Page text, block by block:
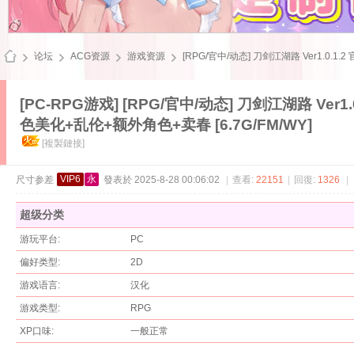
论坛 ACG资源 游戏资源 [RPG/官中/动态] 刀剑江湖路 Ver1.0.1.2
[PC-RPG游戏] [RPG/官中/动态] 刀剑江湖路
色美化+乱伦+额外角色+卖春 [6.7G/FM/WY]
[複製鏈接]
尺寸参差 VIP6 永 發表於 2025-8-28 00:06:02 查看: 22151 回復: 1326
超级分类
游玩平台: PC
偏好类型: 2D
游戏语言: 汉化
游戏类型: RPG
XP口味: 一般正常